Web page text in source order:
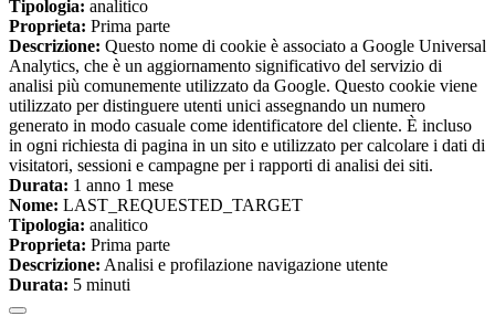
Tipologia: analitico
Proprieta: Prima parte
Descrizione: Questo nome di cookie è associato a Google Universal
Analytics, che è un aggiornamento significativo del servizio di
analisi più comunemente utilizzato da Google. Questo cookie viene
utilizzato per distinguere utenti unici assegnando un numero
generato in modo casuale come identificatore del cliente. È incluso
in ogni richiesta di pagina in un sito e utilizzato per calcolare i dati di
visitatori, sessioni e campagne per i rapporti di analisi dei siti.
Durata: 1 anno 1 mese
Nome: LAST_REQUESTED_TARGET
Tipologia: analitico
Proprieta: Prima parte
Descrizione: Analisi e profilazione navigazione utente
Durata: 5 minuti